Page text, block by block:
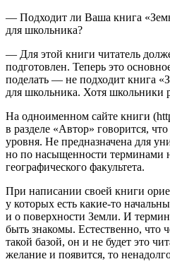
— Подходит ли Ваша книга
для школьника?
— Для этой книги читатель
подготовлен. Теперь это
поделать — не подходит книга
для школьника. Хотя школьники
На одноименном сайте книги
в разделе «Автор» говорится,
уровня. Не предназначена для
но по насыщенности терминами
географического факультета.
При написании своей книги
у которых есть какие-то
и о поверхности Земли. И
быть знакомы. Естественно, что
такой базой, он и не будет это
желание и появится, то